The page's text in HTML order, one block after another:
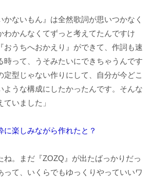
かないもん』は全然歌詞が思いつかなく
かんなくてずっと考えてたんですけ
おうちへおかえり』ができて、作詞も速
時って、うそみたいにできちゃうんです
定型じゃない作りにして、自分が今どこ
ような構成にしたかったんです。そんな
いました」
楽しみながら作れたと？
ね。まだ『ZOZQ』が出たばっかりだっ
って、いくらでもゆっくりやっていいワ